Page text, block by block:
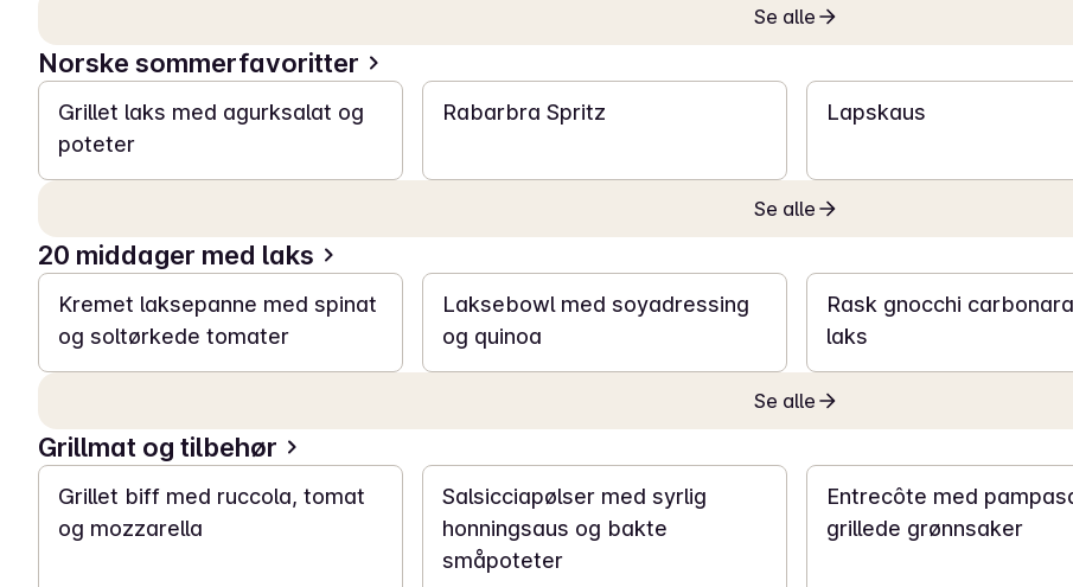
Se alle
Norske sommerfavoritter
25 min
Grillet laks med agurksalat og
poteter
Rabarbra Spritz Lapskaus
Se alle
20 middager med laks
30 min
Kremet laksepanne med spinat
og soltørkede tomater
Laksebowl med soyadressing
og quinoa
Rask gnocchi
laks
Se alle
Grillmat og tilbehør
20 min
Grillet biff med ruccola, tomat
og mozzarella
Salsicciapølser med syrlig
honningsaus og bakte
småpoteter
Entrecôte med
grillede grønnsaker